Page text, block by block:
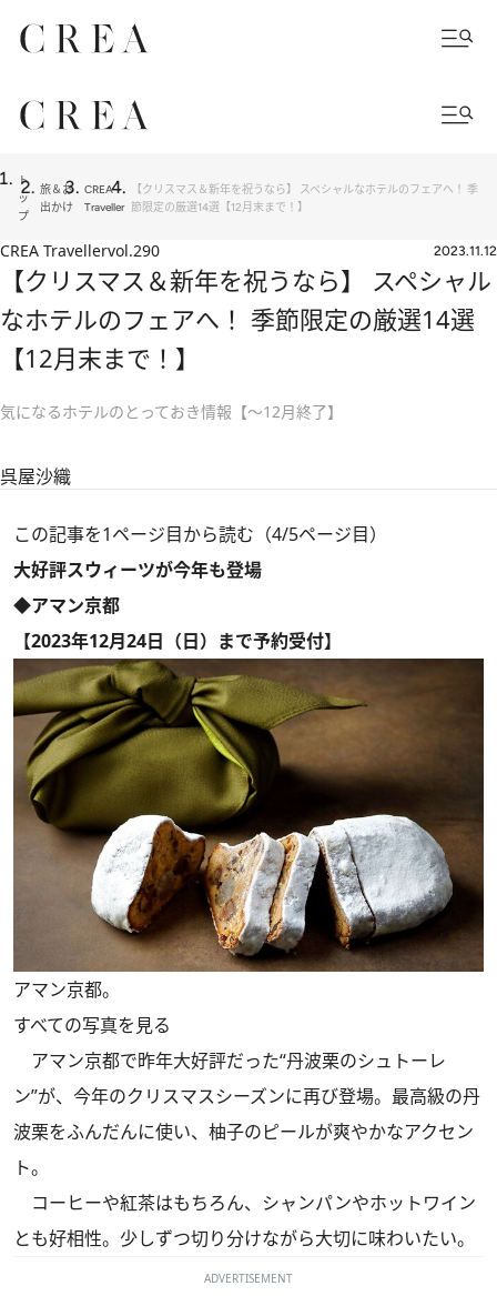
ト
ッ
プ
旅＆お
出かけ
CREA
Traveller
【クリスマス＆新年を祝うなら】 スペシャルなホテルのフェアへ！ 季
節限定の厳選14選【12月末まで！】
CREA Travellervol.290 2023.11.12
【クリスマス＆新年を祝うなら】 スペシャル
なホテルのフェアへ！ 季節限定の厳選14選
【12月末まで！】
気になるホテルのとっておき情報【～12月終了】
呉屋沙織
この記事を1ページ目から読む（4/5ページ目）
大好評スウィーツが今年も登場
◆アマン京都
【2023年12月24日（日）まで予約受付】
アマン京都。
すべての写真を見る
アマン京都で昨年大好評だった“丹波栗のシュトーレ
ン”が、今年のクリスマスシーズンに再び登場。最高級の丹
波栗をふんだんに使い、柚子のピールが爽やかなアクセン
ト。
コーヒーや紅茶はもちろん、シャンパンやホットワイン
とも好相性。少しずつ切り分けながら大切に味わいたい。
ADVERTISEMENT